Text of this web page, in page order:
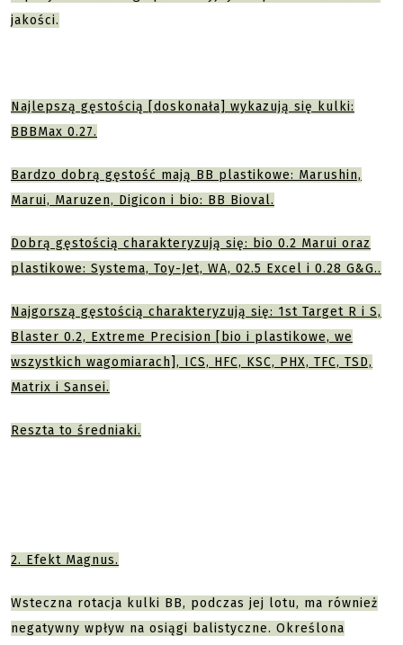
jakości.
Najlepszą gęstością [doskonała] wykazują się kulki:
BBBMax 0.27.
Bardzo dobrą gęstość mają BB plastikowe: Marushin,
Marui, Maruzen, Digicon i bio: BB Bioval.
Dobrą gęstością charakteryzują się: bio 0.2 Marui oraz
plastikowe: Systema, Toy-Jet, WA, 02.5 Excel i 0.28 G&G..
Najgorszą gęstością charakteryzują się: 1st Target R i S,
Blaster 0.2, Extreme Precision [bio i plastikowe, we
wszystkich wagomiarach], ICS, HFC, KSC, PHX, TFC, TSD,
Matrix i Sansei.
Reszta to średniaki.
2. Efekt Magnus.
Wsteczna rotacja kulki BB, podczas jej lotu, ma również
negatywny wpływ na osiągi balistyczne. Określona